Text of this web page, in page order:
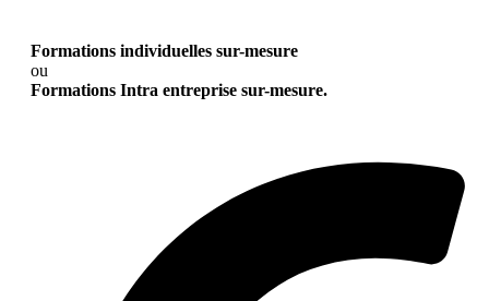
Formations individuelles sur-mesure
ou
Formations Intra entreprise sur-mesure.